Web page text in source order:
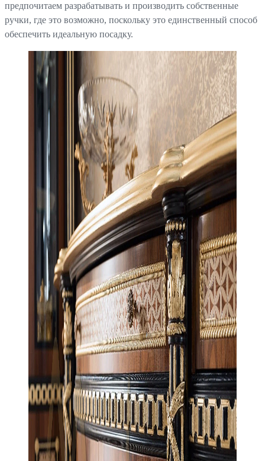
предпочитаем разрабатывать и производить собственные
ручки, где это возможно, поскольку это единственный способ
обеспечить идеальную посадку.